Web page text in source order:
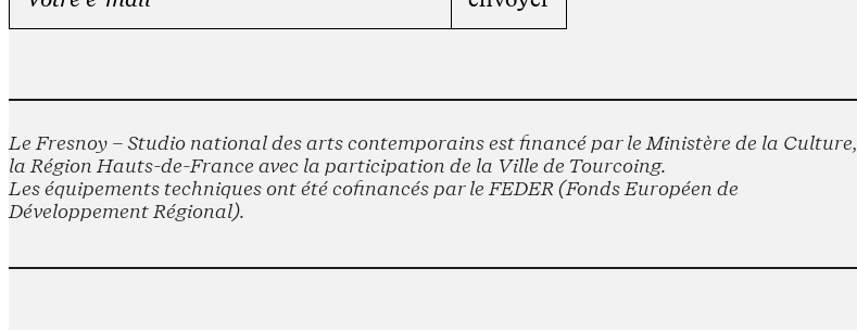
Le Fresnoy – Studio national des arts contemporains est financé par le Ministère de la Culture,
la Région Hauts-de-France avec la participation de la Ville de Tourcoing.
Les équipements techniques ont été cofinancés par le FEDER (Fonds Européen de
Développement Régional).